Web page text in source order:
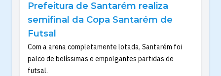
Prefeitura de Santarém realiza
semifinal da Copa Santarém de
Futsal
Com a arena completamente lotada, Santarém foi
palco de belíssimas e empolgantes partidas de
futsal.